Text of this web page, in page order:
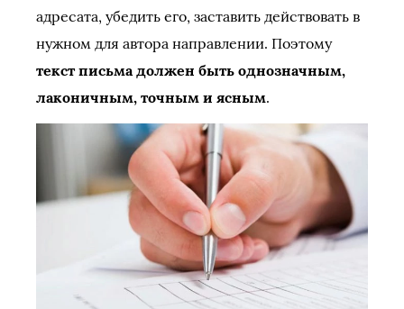
адресата, убедить его, заставить действовать в
нужном для автора направлении. Поэтому
текст письма должен быть однозначным,
лаконичным, точным и ясным.